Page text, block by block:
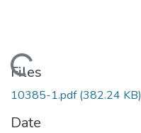
Loading...
Files
10385-1.pdf(382.24 KB)
Date